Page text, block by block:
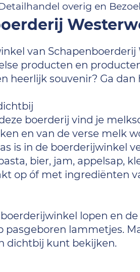
overig en
van
producten en
heerlijk souvenir? Ga dan
boerderij vind je
en van de verse melk
is in de boerderijwinkel
bier, jam, appelsap,
op óf met ingrediënten
lopen en
pasgeboren lammetjes.
dichtbij kunt bekijken.